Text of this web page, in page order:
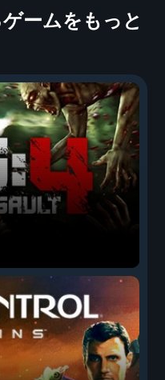
ームをもっと